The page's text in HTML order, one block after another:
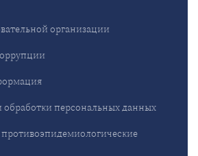
организации
персональных данных